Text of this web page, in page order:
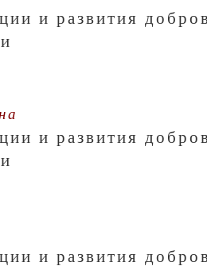
и развития
и развития
и развития